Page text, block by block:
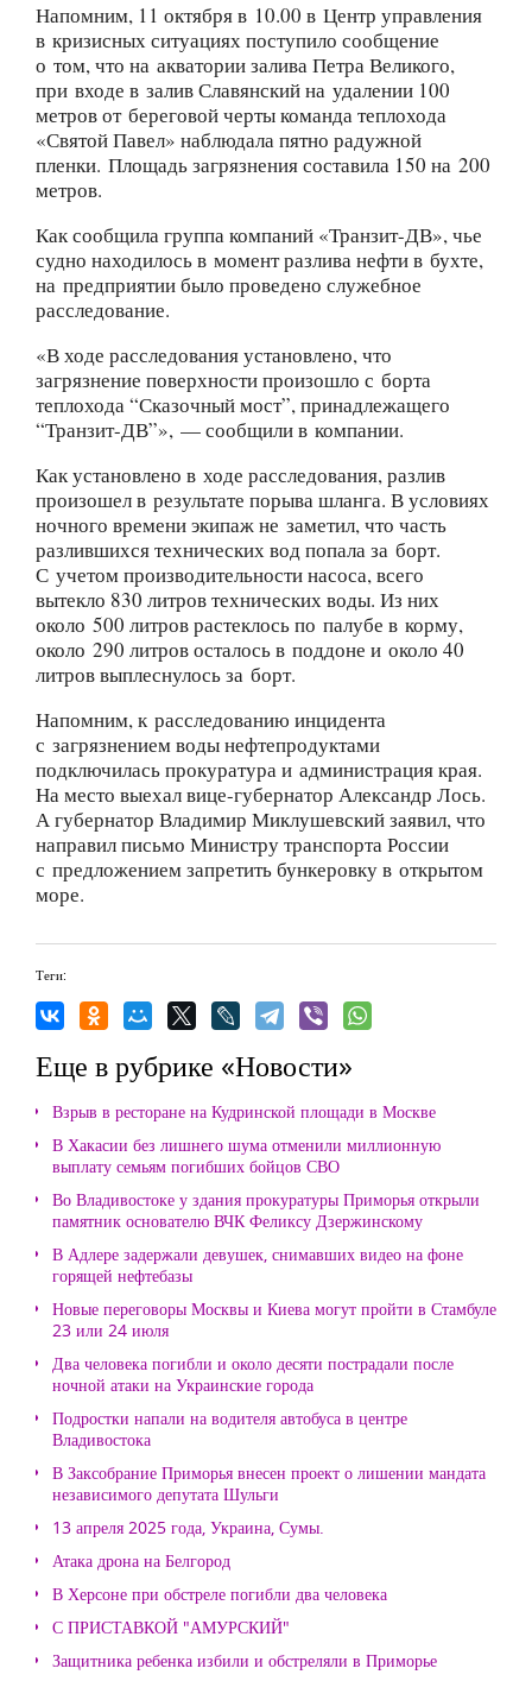
Напомним, 11 октября в 10.00 в Центр управления
в кризисных ситуациях поступило сообщение
о том, что на акватории залива Петра Великого,
при входе в залив Славянский на удалении 100
метров от береговой черты команда теплохода
«Святой Павел» наблюдала пятно радужной
пленки. Площадь загрязнения составила 150 на 200
метров.
Как сообщила группа компаний «Транзит-ДВ», чье
судно находилось в момент разлива нефти в бухте,
на предприятии было проведено служебное
расследование.
«В ходе расследования установлено, что
загрязнение поверхности произошло с борта
теплохода “Сказочный мост”, принадлежащего
“Транзит-ДВ”», — сообщили в компании.
Как установлено в ходе расследования, разлив
произошел в результате порыва шланга. В условиях
ночного времени экипаж не заметил, что часть
разлившихся технических вод попала за борт.
С учетом производительности насоса, всего
вытекло 830 литров технических воды. Из них
около 500 литров растеклось по палубе в корму,
около 290 литров осталось в поддоне и около 40
литров выплеснулось за борт.
Напомним, к расследованию инцидента
с загрязнением воды нефтепродуктами
подключилась прокуратура и администрация края.
На место выехал вице-губернатор Александр Лось.
А губернатор Владимир Миклушевский заявил, что
направил письмо Министру транспорта России
с предложением запретить бункеровку в открытом
море.
Теги:
Еще в рубрике «Новости»
Взрыв в ресторане на Кудринской площади в Москве
В Хакасии без лишнего шума отменили миллионную
выплату семьям погибших бойцов СВО
Во Владивостоке у здания прокуратуры Приморья открыли
памятник основателю ВЧК Феликсу Дзержинскому
В Адлере задержали девушек, снимавших видео на фоне
горящей нефтебазы
Новые переговоры Москвы и Киева могут пройти в Стамбуле
23 или 24 июля
Два человека погибли и около десяти пострадали после
ночной атаки на Украинские города
Подростки напали на водителя автобуса в центре
Владивостока
В Заксобрание Приморья внесен проект о лишении мандата
независимого депутата Шульги
13 апреля 2025 года, Украина, Сумы.
Атака дрона на Белгород
В Херсоне при обстреле погибли два человека
С ПРИСТАВКОЙ "АМУРСКИЙ"
Защитника ребенка избили и обстреляли в Приморье